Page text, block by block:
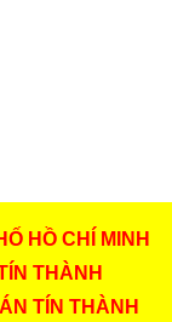
HỒ CHÍ MINH
THÀNH
TÍN THÀNH